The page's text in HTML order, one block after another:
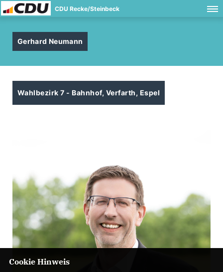
CDU Recke/Steinbeck
Gerhard Neumann
Wahlbezirk 7 - Bahnhof, Verfarth, Espel
Cookie Hinweis